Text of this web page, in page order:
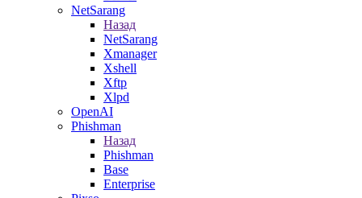
NetSarang
Назад
NetSarang
Xmanager
Xshell
Xftp
Xlpd
OpenAI
Phishman
Назад
Phishman
Base
Enterprise